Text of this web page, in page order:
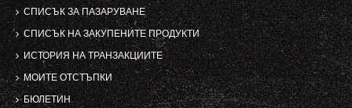
СПИСЪК ЗА ПАЗАРУВАНЕ
СПИСЪК НА ЗАКУПЕНИТЕ ПРОДУКТИ
ИСТОРИЯ НА ТРАНЗАКЦИИТЕ
МОИТЕ ОТСТЪПКИ
БЮЛЕТИН